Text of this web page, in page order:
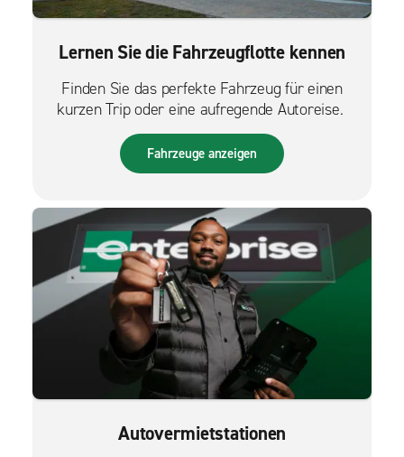
Lernen Sie die Fahrzeugflotte kennen
Finden Sie das perfekte Fahrzeug für einen
kurzen Trip oder eine aufregende Autoreise.
Fahrzeuge anzeigen
Autovermietstationen